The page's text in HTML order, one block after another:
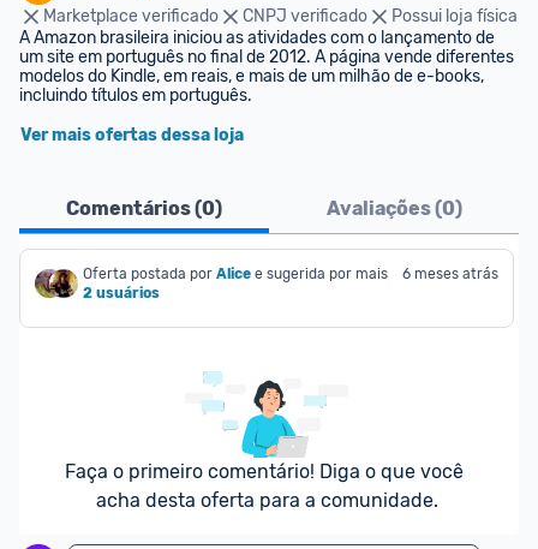
Marketplace verificado
CNPJ verificado
Possui loja física
A Amazon brasileira iniciou as atividades com o lançamento de
um site em português no final de 2012. A página vende diferentes
modelos do Kindle, em reais, e mais de um milhão de e-books,
incluindo títulos em português.
Ver mais ofertas dessa loja
Comentários (0) Avaliações (0)
Oferta postada por Alice e sugerida por mais
2 usuários
6 meses atrás
Faça o primeiro comentário! Diga o que você
acha desta oferta para a comunidade.